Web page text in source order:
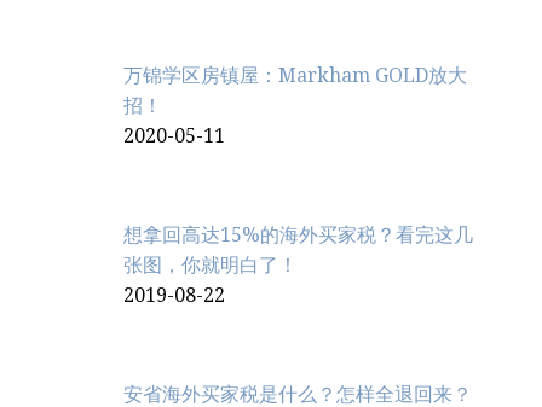
万锦学区房镇屋：Markham GOLD放大
招！
2020-05-11
想拿回高达15%的海外买家税？看完这几
张图，你就明白了！
2019-08-22
安省海外买家税是什么？怎样全退回来？